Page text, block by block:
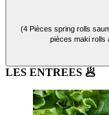
(4 Pièces spring rolls
pièces maki rolls
LES ENTREES 🥟